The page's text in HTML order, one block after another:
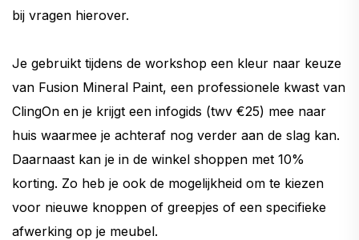
bij vragen hierover.
Je gebruikt tijdens de workshop een kleur naar keuze
van Fusion Mineral Paint, een professionele kwast van
ClingOn en je krijgt een infogids (twv €25) mee naar
huis waarmee je achteraf nog verder aan de slag kan.
Daarnaast kan je in de winkel shoppen met 10%
korting. Zo heb je ook de mogelijkheid om te kiezen
voor nieuwe knoppen of greepjes of een specifieke
afwerking op je meubel.